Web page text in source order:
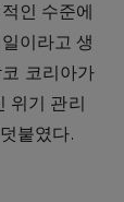
인 수준에
이라고 생
코리아가
위기 관리
붙였다.